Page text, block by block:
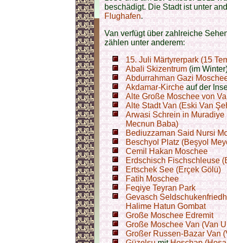
beschädigt. Die Stadt ist unter
Flughafen.
Van verfügt über zahlreiche
zählen unter anderem:
15. Juli Märtyrerpark (15
Abali Skizentrum(im
Abdurrahman Gazi
Akdamar-Kircheauf der
Alte Große Moschee von
Alte Stadt Van (Eski Van
Arwasi Schrein in Muradiye
Mecnun Baba)
Bediuzzaman Said Nursi
Beschyol Platz (Beşyol
Cemil Hakan Moschee
Erdschisch Fischschleuse
Ertschek See (Erçek Gölü)
Fatih Moschee
Feqiye Teyran Park
Gevasch
Halime Hatun Gombat
Große Moschee Edremit
Große Moschee Van (Van
Großer Russen-Bazar Van